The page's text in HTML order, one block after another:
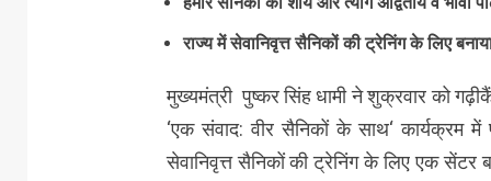
राज्य में सेवानिवृत्त सैनिकों की ट्रेनिंग के लिए
मुख्यमंत्री पुष्कर सिंह धामी ने शुक्रवार को
‘एक संवाद: वीर सैनिकों के साथ‘ कार्यक्रम
सेवानिवृत्त सैनिकों की ट्रेनिंग के लिए एक सेंटर